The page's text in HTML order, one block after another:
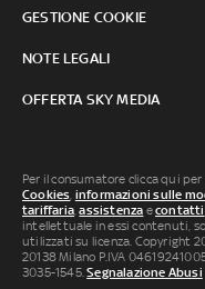
GESTIONE COOKIE
NOTE LEGALI
OFFERTA SKY MEDIA
Per il consumatore clicca qui
Cookies informazioni sulle
tariffaria ,assistenza econtatti
intellettuale in essi contenuti,
utilizzati su licenza. Copyright
20138 Milano P.IVA
3035-1545.Segnalazione Abusi